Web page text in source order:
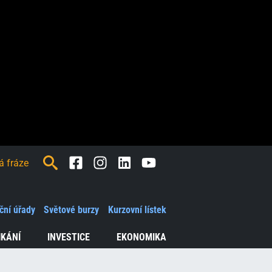
INVESTICE EKONOMIKA
úřady Světové burzy Kurzovní lístek
FacebookInstagramLinkedInYoutube